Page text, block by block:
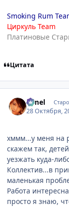
Smoking Rum
Циркуль Team
Платиновые
Цитата
Limel
28 Октября,
хммм...у меня на
скажем так,
уезжать куда-
Коллектив...в
маленькая
Работа
просто я знаю,